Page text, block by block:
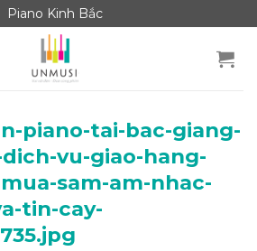
Piano Kinh Bắc
piano-tai-bac-giang-
vu-giao-hang-
sam-am-nhac-
tin-cay-